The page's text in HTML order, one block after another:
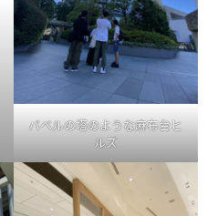
バベルの塔のような麻布台ヒ
ルズ